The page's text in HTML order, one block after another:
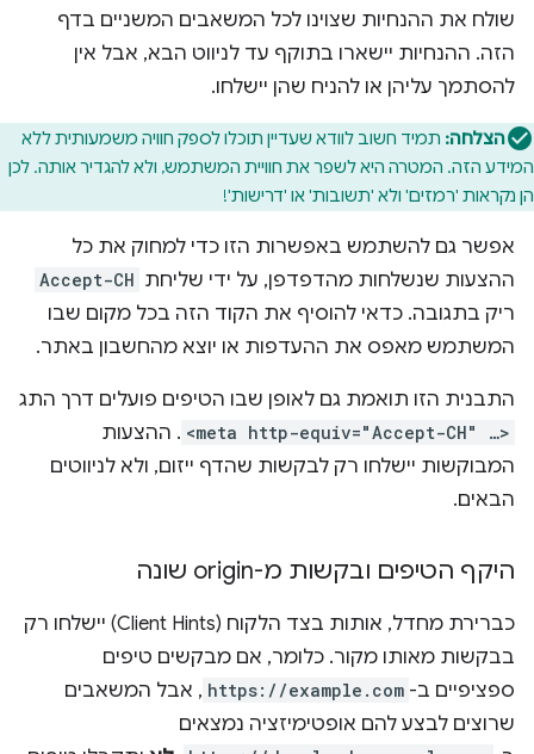
שולח את ההנחיות שצוינו לכל המשאבים המשניים בדף
הזה. ההנחיות יישארו בתוקף עד לניווט הבא, אבל אין
להסתמך עליהן או להניח שהן יישלחו.
הצלחה: תמיד חשוב לוודא שעדיין תוכלו לספק חוויה משמעותית ללא
המידע הזה. המטרה היא לשפר את חוויית המשתמש, ולא להגדיר אותה. לכן
הן נקראות 'רמזים' ולא 'תשובות' או 'דרישות'!
אפשר גם להשתמש באפשרות הזו כדי למחוק את כל
ההצעות שנשלחות מהדפדפן, על ידי שליחת Accept-CH
ריק בתגובה. כדאי להוסיף את הקוד הזה בכל מקום שבו
המשתמש מאפס את ההעדפות או יוצא מהחשבון באתר.
התבנית הזו תואמת גם לאופן שבו הטיפים פועלים דרך התג
<meta http-equiv="Accept-CH" …> . ההצעות
המבוקשות יישלחו רק לבקשות שהדף ייזום, ולא לניווטים
הבאים.
היקף הטיפים ובקשות מ-origin שונה
כברירת מחדל, אותות בצד הלקוח (Client Hints) יישלחו רק
בבקשות מאותו מקור. כלומר, אם מבקשים טיפים
ספציפיים ב- https://example.com , אבל המשאבים
שרוצים לבצע להם אופטימיזציה נמצאים